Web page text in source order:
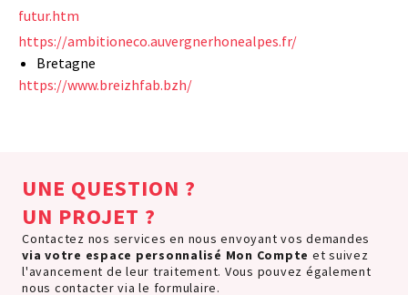
futur.htm
https://ambitioneco.auvergnerhonealpes.fr/
Bretagne
https://www.breizhfab.bzh/
UNE QUESTION ?
UN PROJET ?
Contactez nos services en nous envoyant vos demandes
via votre espace personnalisé Mon Compte et suivez
l'avancement de leur traitement. Vous pouvez également
nous contacter via le formulaire.